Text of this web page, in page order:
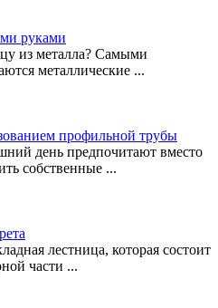
руками
из металла? Самыми
металлические ...
профильной трубы
день предпочитают вместо
собственные ...
лестница, которая состоит
части ...